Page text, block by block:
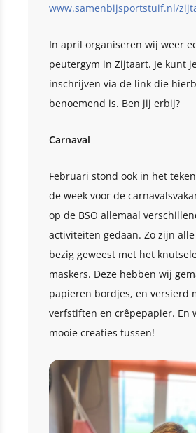
www.samenbijsportstuif.nl/
In april organiseren wij weer
peutergym in Zijtaart. Je kunt
inschrijven via de link die
benoemend is. Ben jij erbij?
Carnaval
Februari stond ook in het
de week voor de
op de BSO allemaal
activiteiten gedaan. Zo zijn
bezig geweest met het
maskers. Deze hebben wij
papieren bordjes, en versierd
verfstiften en crêpepapier. En
mooie creaties tussen!